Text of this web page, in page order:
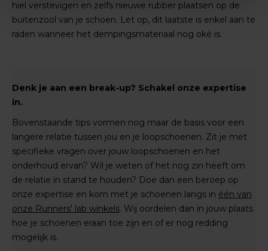
hiel verstevigen en zelfs nieuwe rubber plaatsen op de
buitenzool van je schoen. Let op, dit laatste is enkel aan te
raden wanneer het dempingsmateriaal nog oké is.
Denk je aan een break-up? Schakel onze expertise
in.
Bovenstaande tips vormen nog maar de basis voor een
langere relatie tussen jou en je loopschoenen. Zit je met
specifieke vragen over jouw loopschoenen en het
onderhoud ervan? Wil je weten of het nog zin heeft om
de relatie in stand te houden? Doe dan een beroep op
onze expertise en kom met je schoenen langs in één van
onze Runners' lab winkels. Wij oordelen dan in jouw plaats
hoe je schoenen eraan toe zijn en of er nog redding
mogelijk is.